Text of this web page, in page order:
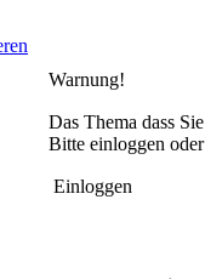
Warnung!
Das Thema dass
Bitte einloggen oder
Einloggen